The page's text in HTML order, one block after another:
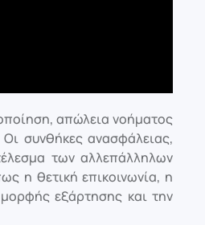
απώλεια νοήματος
συνθήκες ανασφάλειας,
των αλλεπάλληλων
η θετική επικοινωνία, η
εξάρτησης και την